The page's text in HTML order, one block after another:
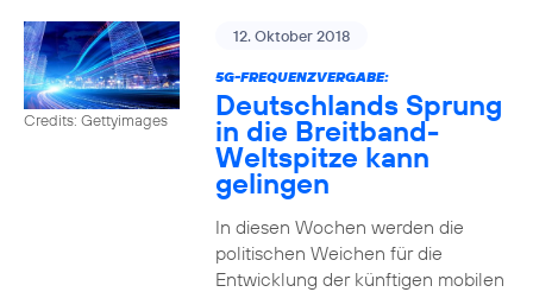
Credits: Gettyimages
12. Oktober 2018
5G-FREQUENZVERGABE:
Deutschlands Sprung
in die Breitband-
Weltspitze kann
gelingen
In diesen Wochen werden die
politischen Weichen für die
Entwicklung der künftigen mobilen